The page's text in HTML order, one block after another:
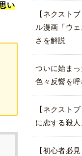
い
【ネクスト
ル漫画「ウ
さを解説
ついに始ま
色々反響を
【ネクスト
に恋する殺
【初心者必